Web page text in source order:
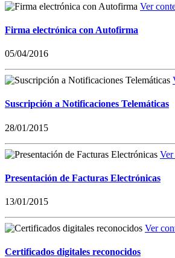
Ver
Firma electrónica con Autofirma
05/04/2016
Suscripción a Notificaciones Telemáticas
28/01/2015
Presentación de Facturas Electrónicas
13/01/2015
Ver
Certificados digitales reconocidos